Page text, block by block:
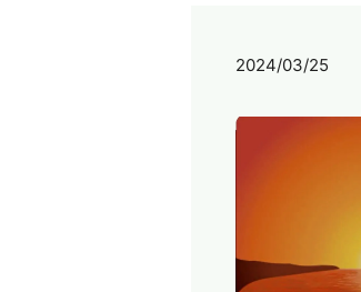
2024/03/25